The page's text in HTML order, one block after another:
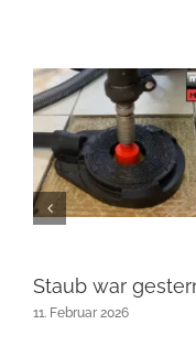
Staub war
11. Februar 2026